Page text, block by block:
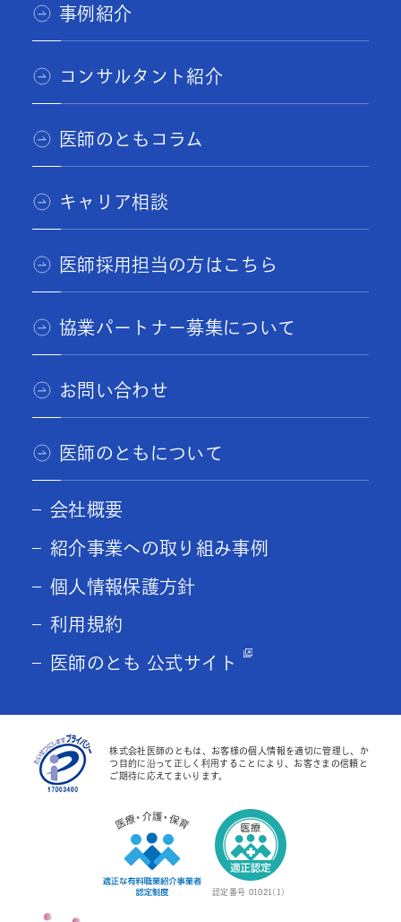
事例紹介
コンサルタント紹介
医師のともコラム
キャリア相談
医師採用担当の方はこちら
協業パートナー募集について
お問い合わせ
医師のともについて
会社概要
紹介事業への取り組み事例
個人情報保護方針
利用規約
医師のとも 公式サイト
認定番号 01021(1)
株式会社医師のともは、お客様の個人情報を適切に管理し、か
つ目的に沿って正しく利用することにより、お客さまの信頼と
ご期待に応えてまいります。